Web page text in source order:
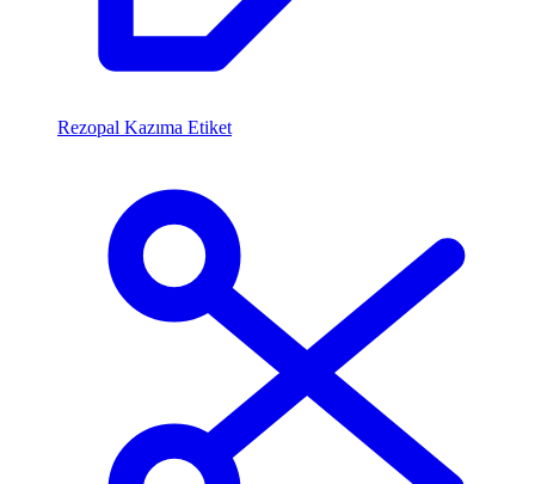
Rezopal Kazıma Etiket